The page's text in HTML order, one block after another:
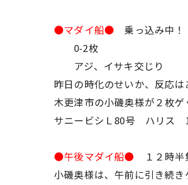
●マダイ船● 乗っ込み中！
0-2枚
アジ、イサキ交じり
昨日の時化のせいか、反応は
木更津市の小磯奥様が２枚ゲ
サニービシＬ80号 ハリス
●午後マダイ船● １２時半
小磯奥様は、午前に引き続き